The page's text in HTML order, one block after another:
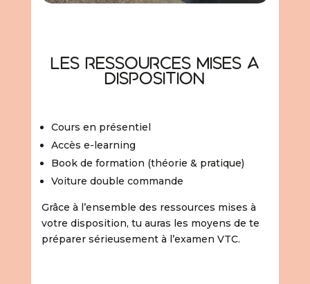
Les ressources mises a
disposition
Cours en présentiel
Accès e-learning
Book de formation (théorie & pratique)
Voiture double commande
Grâce à l’ensemble des ressources mises à
votre disposition, tu auras les moyens de te
préparer sérieusement à l’examen VTC.